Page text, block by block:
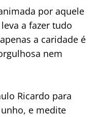
por aquele
a fazer tudo
a caridade é
nem
Ricardo para
e medite